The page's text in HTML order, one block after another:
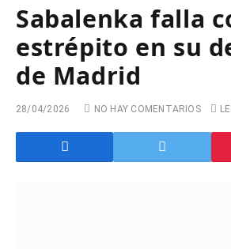
Sabalenka falla
estrépito en su
de Madrid
28/04/2026 NO HAY COMENTARIOS